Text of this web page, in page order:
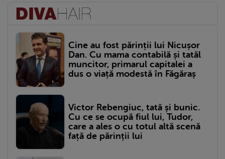
Cine au fost părinții lui Nicușor
Dan. Cu mama contabilă și tatăl
muncitor, primarul capitalei a
dus o viață modestă în Făgăraș
Victor Rebengiuc, tată și bunic.
Cu ce se ocupă fiul lui, Tudor,
care a ales o cu totul altă scenă
față de părinții lui